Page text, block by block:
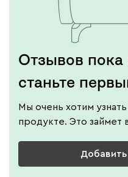
Отзывов пока
станьте
Мы очень хотим
продукте. Это займет